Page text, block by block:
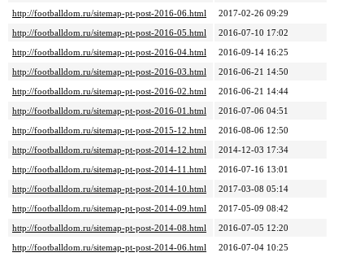
http://footballdom.ru/sitemap-pt-post-2016-06.html
2017-02-26 09:29
http://footballdom.ru/sitemap-pt-post-2016-05.html
2016-07-10 17:02
http://footballdom.ru/sitemap-pt-post-2016-04.html
2016-09-14 16:25
http://footballdom.ru/sitemap-pt-post-2016-03.html
2016-06-21 14:50
http://footballdom.ru/sitemap-pt-post-2016-02.html
2016-06-21 14:44
http://footballdom.ru/sitemap-pt-post-2016-01.html
2016-07-06 04:51
http://footballdom.ru/sitemap-pt-post-2015-12.html
2016-08-06 12:50
http://footballdom.ru/sitemap-pt-post-2014-12.html
2014-12-03 17:34
http://footballdom.ru/sitemap-pt-post-2014-11.html
2016-07-16 13:01
http://footballdom.ru/sitemap-pt-post-2014-10.html
2017-03-08 05:14
http://footballdom.ru/sitemap-pt-post-2014-09.html
2017-05-09 08:42
http://footballdom.ru/sitemap-pt-post-2014-08.html
2016-07-05 12:20
http://footballdom.ru/sitemap-pt-post-2014-06.html
2016-07-04 10:25